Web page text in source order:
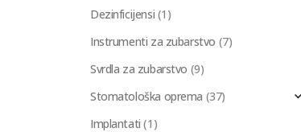
Dezinficijensi (1)
Instrumenti za zubarstvo (7)
Svrdla za zubarstvo (9)
Stomatološka oprema (37)
Implantati (1)